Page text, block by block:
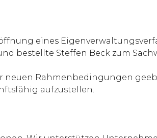
eines
bestellte Steffen Beck zum
neuen Rahmenbedingungen
aufzustellen.